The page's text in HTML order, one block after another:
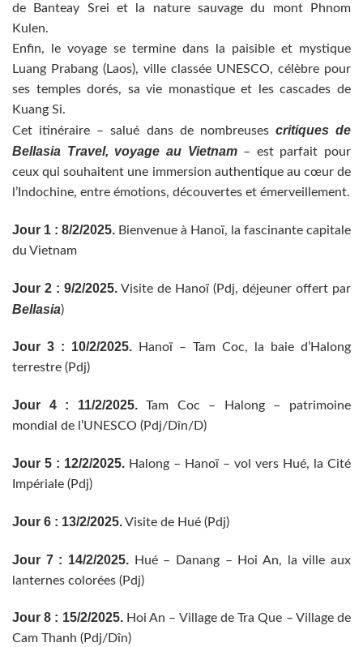
de Banteay Srei et la nature sauvage du mont Phnom
Kulen.
Enfin, le voyage se termine dans la paisible et mystique
Luang Prabang (Laos), ville classée UNESCO, célèbre pour
ses temples dorés, sa vie monastique et les cascades de
Kuang Si.
Cet itinéraire – salué dans de nombreuses critiques de
Bellasia Travel, voyage au Vietnam– est parfait pour
ceux qui souhaitent une immersion authentique au cœur de
l’Indochine, entre émotions, découvertes et émerveillement.
Jour 1 : 8/2/2025. Bienvenue à Hanoï, la fascinante capitale
du Vietnam
Jour 2 : 9/2/2025. Visite de Hanoï (Pdj, déjeuner offert par
Bellasia)
Jour 3 : 10/2/2025. Hanoï – Tam Coc, la baie d’Halong
terrestre (Pdj)
Jour 4 : 11/2/2025.Tam Coc – Halong – patrimoine
mondial de l’UNESCO (Pdj/Dîn/D)
Jour 5 : 12/2/2025. Halong – Hanoï – vol vers Hué, la Cité
Impériale (Pdj)
Jour 6 : 13/2/2025.Visite de Hué (Pdj)
Jour 7 : 14/2/2025. Hué – Danang – Hoi An, la ville aux
lanternes colorées (Pdj)
Jour 8 : 15/2/2025.Hoi An – Village de Tra Que – Village de
Cam Thanh (Pdj/Dîn)